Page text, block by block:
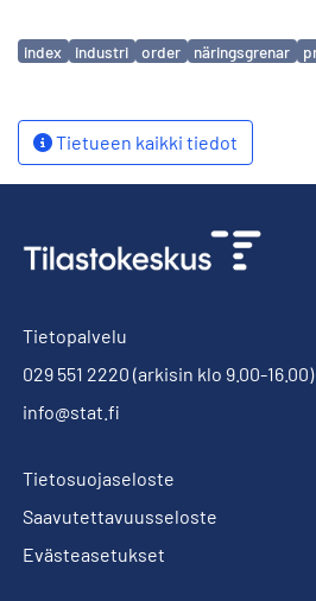
Avainsanat
index industri order näringsgrenar
Tietueen kaikki tiedot
Tietopalvelu
029 551 2220 (arkisin klo 9.00-16.00)
info@stat.fi
Tietosuojaseloste
Saavutettavuusseloste
Evästeasetukset